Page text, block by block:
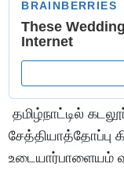
தமிழ்நாட்டில்
சேத்தியாத்தோப்பு
உடையார்பாளையம்